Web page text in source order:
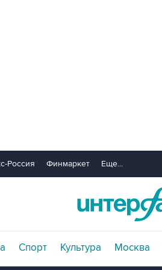
Россия Финмаркет Еще...
Спорт Культура Москва